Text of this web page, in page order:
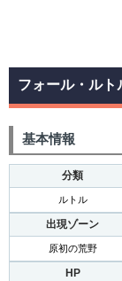
フォール・ルト
基本情報
分類
ルトル
出現ゾーン
原初の荒野
HP